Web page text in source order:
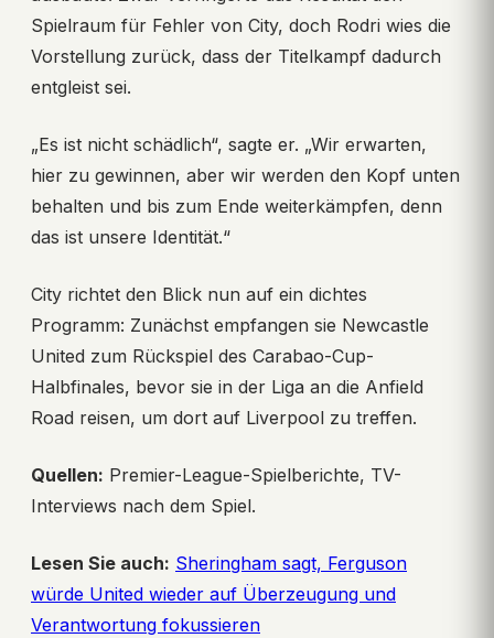
Spielraum für Fehler von City, doch Rodri wies die
Vorstellung zurück, dass der Titelkampf dadurch
entgleist sei.
„Es ist nicht schädlich“, sagte er. „Wir erwarten,
hier zu gewinnen, aber wir werden den Kopf unten
behalten und bis zum Ende weiterkämpfen, denn
das ist unsere Identität.“
City richtet den Blick nun auf ein dichtes
Programm: Zunächst empfangen sie Newcastle
United zum Rückspiel des Carabao-Cup-
Halbfinales, bevor sie in der Liga an die Anfield
Road reisen, um dort auf Liverpool zu treffen.
Quellen: Premier-League-Spielberichte, TV-
Interviews nach dem Spiel.
Lesen Sie auch: Sheringham sagt, Ferguson
würde United wieder auf Überzeugung und
Verantwortung fokussieren